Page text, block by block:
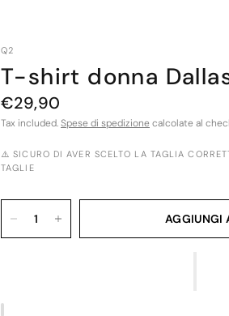
Q2
T-shirt donna
€29,90
Tax included.Spese di spedizione calcolate al
⚠️ SICURO DI AVER SCELTO LA TAGLIA
TAGLIE
AGGIUNGI